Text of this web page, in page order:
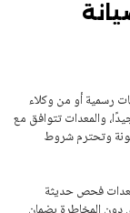
رسمية أو من وكلاء
والمعدات تتوافق مع
وتحترم شروط
فحص حديثة